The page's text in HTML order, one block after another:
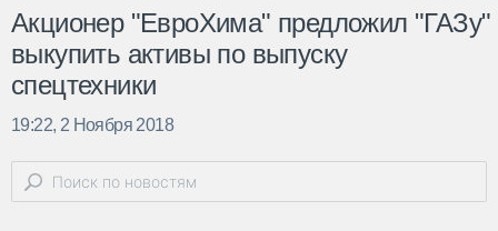
Акционер "ЕвроХима" предложил "ГАЗу"
выкупить активы по выпуску
спецтехники
19:22, 2 Ноября 2018